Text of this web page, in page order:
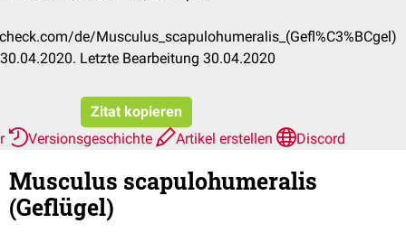
de/Musculus_scapulohumeralis_(Gefl%C3%BCgel)
Letzte Bearbeitung 30.04.2020
Zitat kopieren
Versionsgeschichte Artikel erstellen Discord
Musculus scapulohumeralis
(Geflügel)